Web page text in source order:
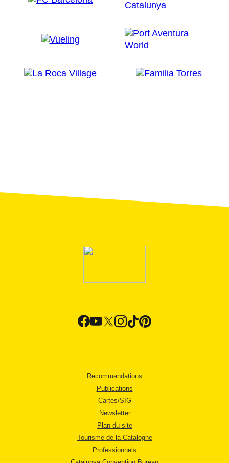
Recommandations
Publications
Cartes/SIG
Newsletter
Plan du site
Tourisme de la Catalogne
Professionnels